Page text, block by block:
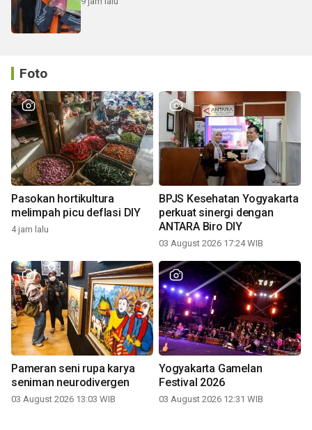
Foto
Pasokan hortikultura
melimpah picu deflasi DIY
4 jam lalu
BPJS Kesehatan Yogyakarta
perkuat sinergi dengan
ANTARA Biro DIY
03 August 2026 17:24 WIB
Pameran seni rupa karya
seniman neurodivergen
03 August 2026 13:03 WIB
Yogyakarta Gamelan
Festival 2026
03 August 2026 12:31 WIB